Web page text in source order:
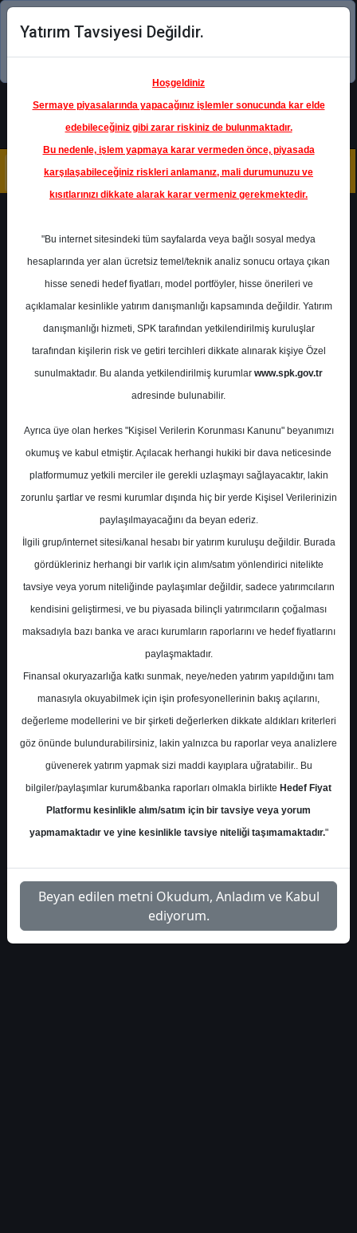
Şimdi uygulamayı indirin!
Ana Sayfa Raporlar
İkon Menkul
Rapor Detay
TRGYO - Bilanço Analizi
İkon Menkul 12 Mart 2025
Torunlar GYO 4. Çeyrek Finansal Sonuç
Değerlendirmesi
S.No Dosya Adı İndir
1
ikon-menkul-torunlar-gyo-
bilanco-analizi-5598334
İlgili
Dosyayı
Yatırım Tavsiyesi Değildir.
Hoşgeldiniz
Sermaye piyasalarında yapacağınız işlemler sonucunda kar elde
edebileceğiniz gibi zarar riskiniz de bulunmaktadır.
Bu nedenle, işlem yapmaya karar vermeden önce, piyasada
karşılaşabileceğiniz riskleri anlamanız, mali durumunuzu ve
kısıtlarınızı dikkate alarak karar vermeniz gerekmektedir.
"Bu internet sitesindeki tüm sayfalarda veya bağlı sosyal medya
hesaplarında yer alan ücretsiz temel/teknik analiz sonucu ortaya çıkan
hisse senedi hedef fiyatları, model portföyler, hisse önerileri ve
açıklamalar kesinlikle yatırım danışmanlığı kapsamında değildir. Yatırım
danışmanlığı hizmeti, SPK tarafından yetkilendirilmiş kuruluşlar
tarafından kişilerin risk ve getiri tercihleri dikkate alınarak kişiye Özel
sunulmaktadır. Bu alanda yetkilendirilmiş kurumlar www.spk.gov.tr
adresinde bulunabilir.
Ayrıca üye olan herkes "Kişisel Verilerin Korunması Kanunu" beyanımızı
okumuş ve kabul etmiştir. Açılacak herhangi hukiki bir dava neticesinde
platformumuz yetkili merciler ile gerekli uzlaşmayı sağlayacaktır, lakin
zorunlu şartlar ve resmi kurumlar dışında hiç bir yerde Kişisel Verilerinizin
paylaşılmayacağını da beyan ederiz.
İlgili grup/internet sitesi/kanal hesabı bir yatırım kuruluşu değildir. Burada
gördükleriniz herhangi bir varlık için alım/satım yönlendirici nitelikte
tavsiye veya yorum niteliğinde paylaşımlar değildir, sadece yatırımcıların
kendisini geliştirmesi, ve bu piyasada bilinçli yatırımcıların çoğalması
maksadıyla bazı banka ve aracı kurumların raporlarını ve hedef fiyatlarını
paylaşmaktadır.
Finansal okuryazarlığa katkı sunmak, neye/neden yatırım yapıldığını tam
manasıyla okuyabilmek için işin profesyonellerinin bakış açılarını,
değerleme modellerini ve bir şirketi değerlerken dikkate aldıkları kriterleri
göz önünde bulundurabilirsiniz, lakin yalnızca bu raporlar veya analizlere
güvenerek yatırım yapmak sizi maddi kayıplara uğratabilir.. Bu
bilgiler/paylaşımlar kurum&banka raporları olmakla birlikte Hedef Fiyat
Platformu kesinlikle alım/satım için bir tavsiye veya yorum
yapmamaktadır ve yine kesinlikle tavsiye niteliği taşımamaktadır."
Beyan edilen metni Okudum, Anladım ve Kabul
ediyorum.